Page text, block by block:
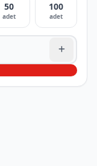
50
adet
100
adet